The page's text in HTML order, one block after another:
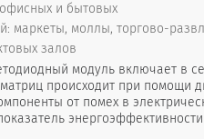
и бытовых
маркеты, моллы, торгово-
залов
модуль включает в
происходит при помощи
от помех в